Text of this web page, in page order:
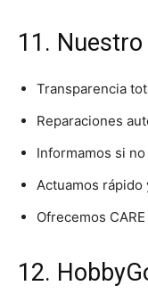
11.
Transparencia
Reparaciones
Informamos si
Actuamos rápido
Ofrecemos
12.